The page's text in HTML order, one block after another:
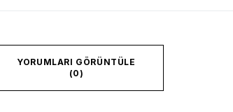
YORUMLARI GÖRÜNTÜLE
(0)